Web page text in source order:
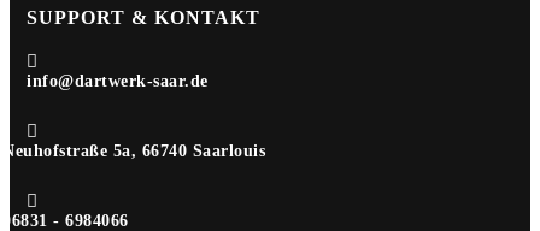
SUPPORT & KONTAKT

info@dartwerk-saar.de

Neuhofstraße 5a, 66740 Saarlouis

06831 - 6984066